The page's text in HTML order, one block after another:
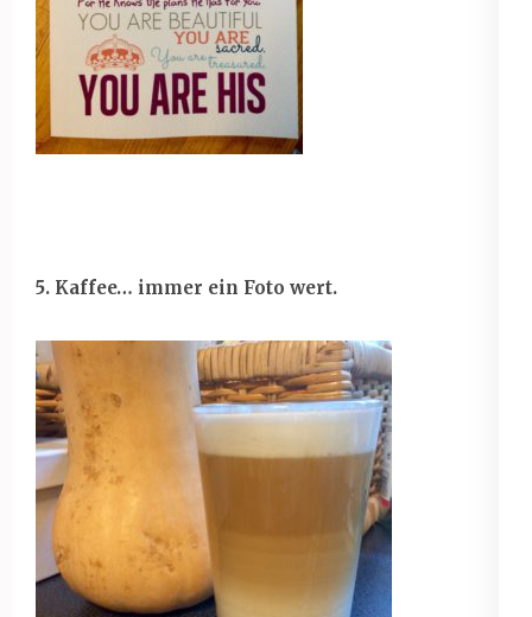
5. Kaffee… immer ein Foto wert.